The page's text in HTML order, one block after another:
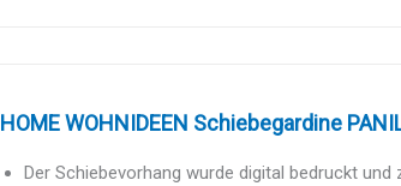
HOME WOHNIDEEN Schiebegardine
Der Schiebevorhang wurde digital bedruckt